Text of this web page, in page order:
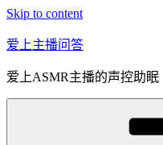
Skip to content
爱上主播问答
爱上ASMR主播的声控助眠